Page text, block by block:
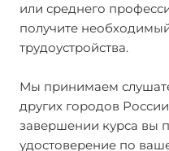
или среднего
получите
трудоустройства.
Мы принимаем
других городов
завершении курса вы
удостоверение по